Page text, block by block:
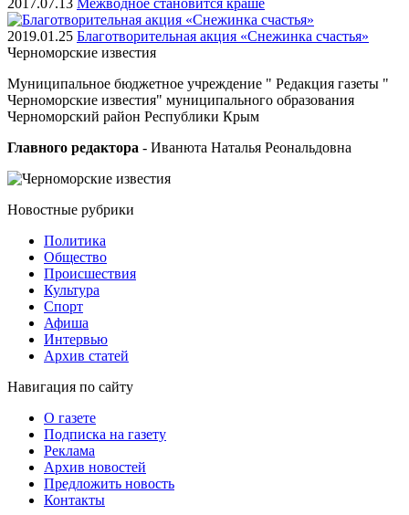
2019.01.25 Благотворительная акция «Снежинка счастья»
Черноморские известия
Муниципальное бюджетное учреждение " Редакция газеты "
Черноморские известия" муниципального образования
Черноморский район Республики Крым
Главного редактора - Иванюта Наталья Реональдовна
Новостные рубрики
Политика
Общество
Проиcшествия
Культура
Спорт
Афиша
Интервью
Архив статей
Навигация по сайту
О газете
Подписка на газету
Реклама
Архив новостей
Предложить новость
Контакты